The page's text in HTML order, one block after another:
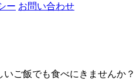
ー お問い合わせ
ご飯でも食べにきませんか？